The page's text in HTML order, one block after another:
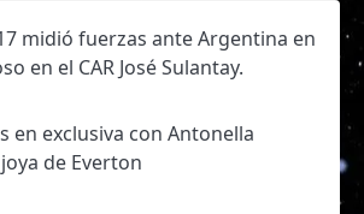
midió fuerzas ante Argentina en
en el CAR José Sulantay.
en exclusiva con Antonella
de Everton